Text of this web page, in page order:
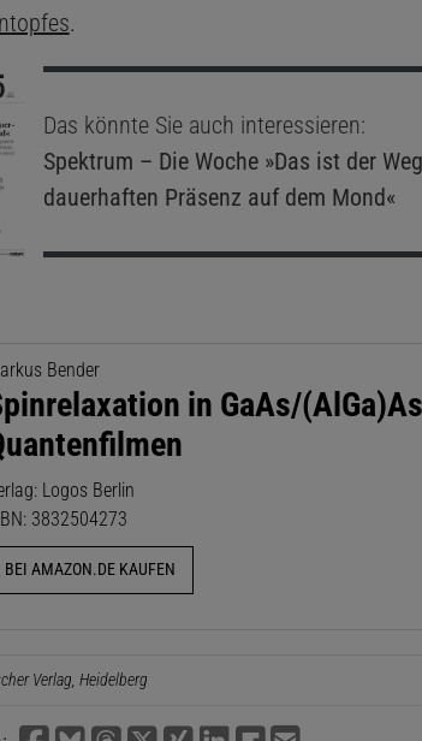
.
Das könnte Sie auch interessieren:
Spektrum – Die Woche»Das ist der
dauerhaften Präsenz auf dem Mond«
Bender
in GaAs/
Logos Berlin
3832504273
BEI AMAZON.DE KAUFEN
Verlag, Heidelberg